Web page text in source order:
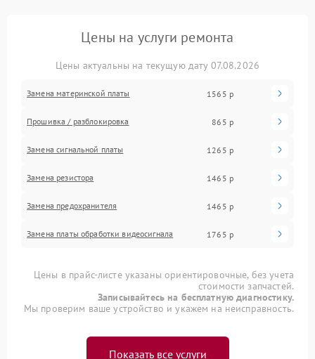
Цены на услуги ремонта
Цены актуальны на текущую дату 07.08.2026
Замена материнской платы 1565 р
Прошивка / разблокировка 865 р
Замена сигнальной платы 1265 р
Замена резистора 1465 р
Замена предохранителя 1465 р
Замена платы обработки видеосигнала 1765 р
Цены в прайс-листе указаны ориентировочные, без учета
стоимости запчастей.
Записывайтесь на бесплатную диагностику.
Мы проверим ваше устройство и укажем на неисправность.
Показать все услуги